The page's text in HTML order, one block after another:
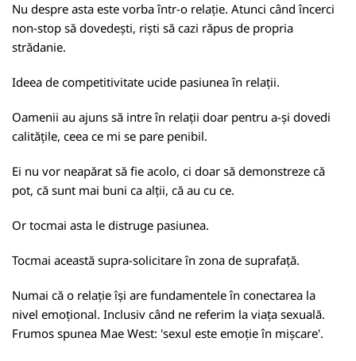
Nu despre asta este vorba într-o relație. Atunci când încerci
non-stop să dovedești, riști să cazi răpus de propria
strădanie.
Ideea de competitivitate ucide pasiunea în relații.
Oamenii au ajuns să intre în relații doar pentru a-și dovedi
calitățile, ceea ce mi se pare penibil.
Ei nu vor neapărat să fie acolo, ci doar să demonstreze că
pot, că sunt mai buni ca alții, că au cu ce.
Or tocmai asta le distruge pasiunea.
Tocmai această supra-solicitare în zona de suprafață.
Numai că o relație își are fundamentele în conectarea la
nivel emoțional. Inclusiv când ne referim la viața sexuală.
Frumos spunea Mae West: 'sexul este emoție în mișcare'.